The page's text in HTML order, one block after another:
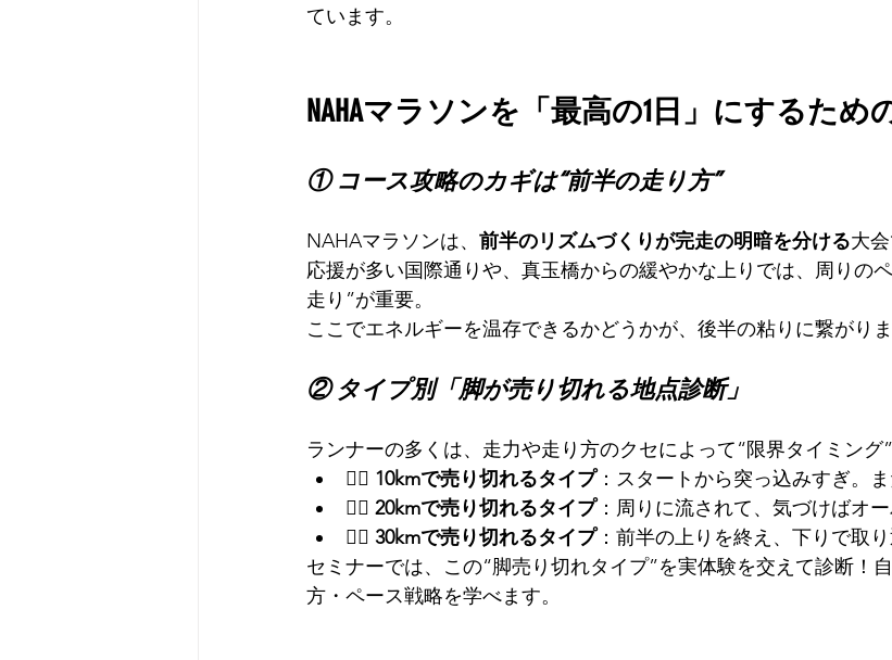
ています。
NAHAマラソンを「最高の1日」にするため
① コース攻略のカギは“前半の走り方”
NAHAマラソンは、 前半のリズムづくりが完走の明暗を分ける大会
応援が多い国際通りや、真玉橋からの緩やかな上りでは、周りの
走り”が重要。
ここでエネルギーを温存できるかどうかが、後半の粘りに繋がりま
② タイプ別「脚が売り切れる地点診断」
ランナーの多くは、走力や走り方のクセによって“限界タイミング”
🏃‍♂️ 10kmで売り切れるタイプ：スタートから突っ込みすぎ
🏃‍♂️ 20kmで売り切れるタイプ：周りに流されて、気づけばオ
🏃‍♂️ 30kmで売り切れるタイプ：前半の上りを終え、下りで取
セミナーでは、この“脚売り切れタイプ”を実体験を交えて診断！
方・ペース戦略を学べます。